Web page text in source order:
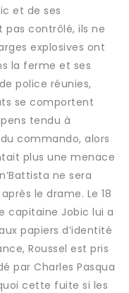
et de ses
pas contrôlé, ils ne
explosives ont
la ferme et ses
police réunies,
se comportent
tendu à
commando, alors
plus une menace
ne sera
le drame. Le 18
capitaine Jobic lui a
papiers d’identité
Roussel est pris
par Charles Pasqua
cette fuite si les